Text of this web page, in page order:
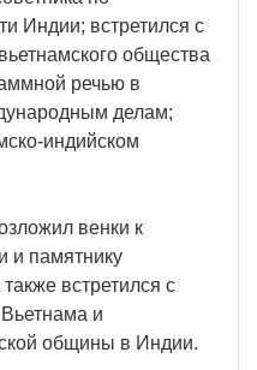
Индии; встретился с
общества
речью в
делам;
индийском
венки к
и памятнику
встретился с
и
общины в Индии.